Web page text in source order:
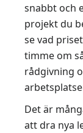
snabbt och
projekt du
se vad
timme om
rådgivning
Det är
att dra nya